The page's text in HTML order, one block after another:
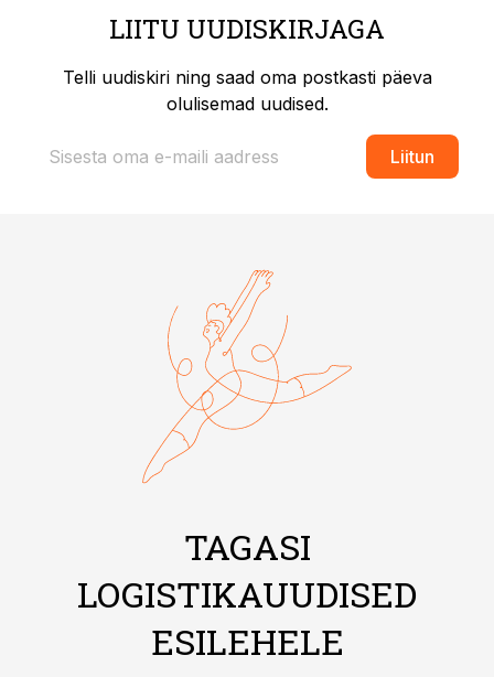
LIITU UUDISKIRJAGA
Telli uudiskiri ning saad oma postkasti päeva
olulisemad uudised.
Liitun
TAGASI
LOGISTIKAUUDISED
ESILEHELE